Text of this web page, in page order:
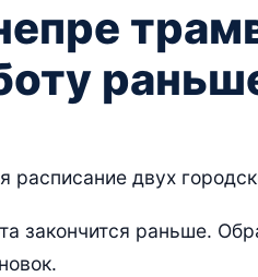
расписание двух
раньше.